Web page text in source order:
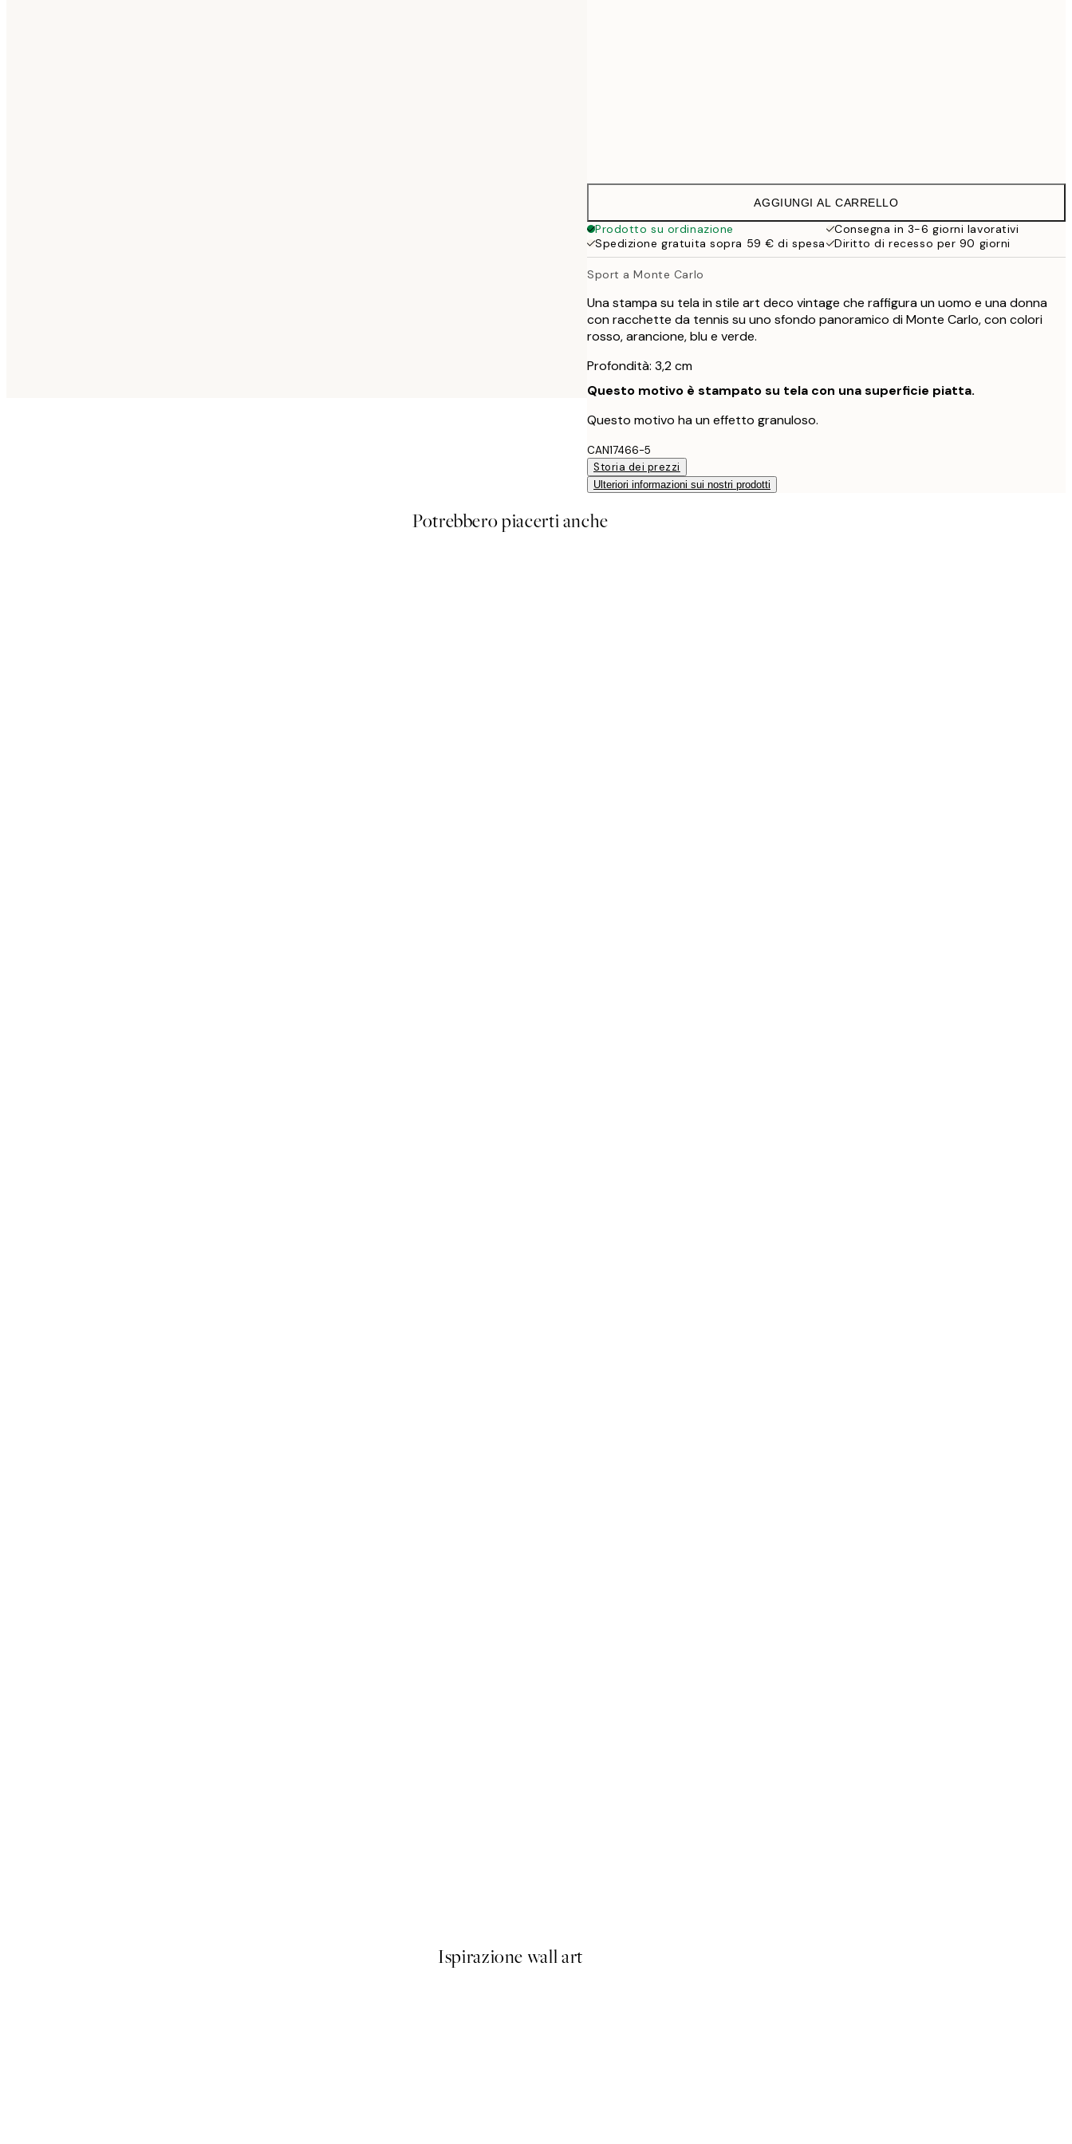
AGGIUNGI AL CARRELLO
Prodotto su ordinazione
Consegna in 3-6 giorni lavorativi
Spedizione gratuita sopra 59 € di spesa
Diritto di recesso per 90 giorni
Sport a Monte Carlo
Una stampa su tela in stile art deco vintage che raffigura un uomo e una donna
con racchette da tennis su uno sfondo panoramico di Monte Carlo, con colori
rosso, arancione, blu e verde.
Profondità: 3,2 cm
Questo motivo è stampato su tela con una superficie piatta.
Questo motivo ha un effetto granuloso.
CAN17466-5
Storia dei prezzi
Ulteriori informazioni sui nostri prodotti
Potrebbero piacerti anche
Ispirazione wall art